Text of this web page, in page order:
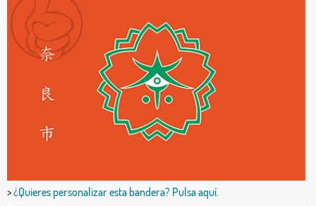
>¿Quieres personalizar esta bandera? Pulsa aquí.